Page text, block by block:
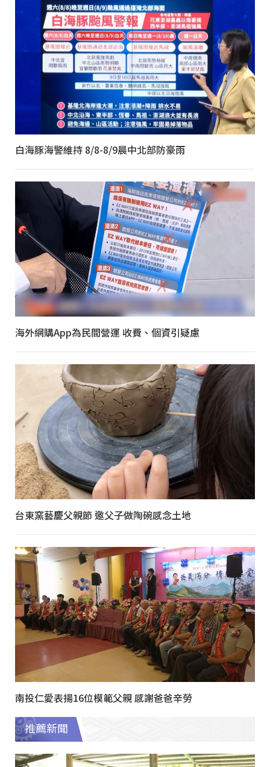
白海豚海警維持 8/8-8/9晨中北部防豪雨
海外網購App為民間營運 收費、個資引疑慮
台東窯藝慶父親節 邀父子做陶碗感念土地
南投仁愛表揚16位模範父親 感謝爸爸辛勞
推薦新聞